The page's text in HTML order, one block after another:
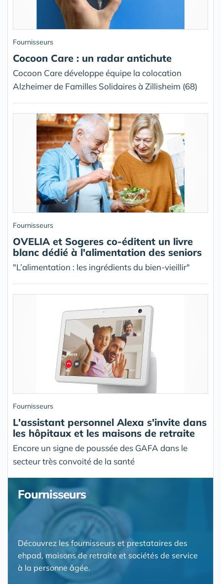
Fournisseurs
Cocoon Care : un radar antichute
Cocoon Care développe équipe la colocation
Alzheimer de Familles Solidaires à Zillisheim (68)
Fournisseurs
OVELIA et Sogeres co-éditent un livre
blanc dédié à l'alimentation des seniors
"L’alimentation : les ingrédients du bien-vieillir"
Fournisseurs
L'assistant personnel Alexa s'invite dans
les hôpitaux et les maisons de retraite
Encore un signe de poussée des GAFA dans le
secteur très convoité de la santé
Fournisseurs
Découvrez les fournisseurs et prestataires des
ehpad, maisons de retraite et sociétés de service
à la personne âgée.